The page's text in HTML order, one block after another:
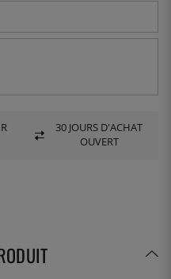
30 JOURS D'ACHAT
OUVERT